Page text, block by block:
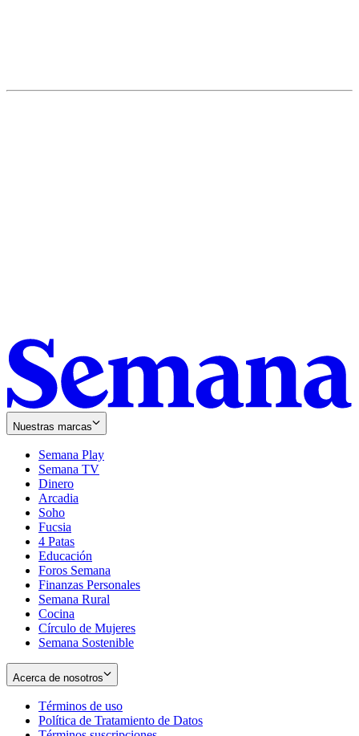
Nuestras marcas
Semana Play
Semana TV
Dinero
Arcadia
Soho
in
new
window
Fucsia
in
new
window
4 Patas
Educación
Foros Semana
Finanzas Personales
Semana Rural
Cocina
Círculo de Mujeres
Semana Sostenible
Acerca de nosotros
Términos de uso
in
Política de Tratamiento de Datos